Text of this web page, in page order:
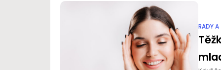
RADY A